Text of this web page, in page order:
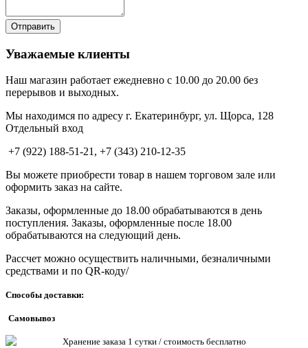
Уважаемые клиенты
Наш магазин работает ежедневно с 10.00 до 20.00 без
перерывов и выходных.
Мы находимся по адресу г. Екатеринбург, ул. Щорса, 128
Отдельный вход
+7 (922) 188-51-21, +7 (343) 210-12-35
Вы можете приобрести товар в нашем торговом зале или
оформить заказ на сайте.
Заказы, оформленные до 18.00 обрабатываются в день
поступления. Заказы, оформленные после 18.00
обрабатываются на следующий день.
Рассчет можно осуществить наличными, безналичными
средствами и по QR-коду/
Способы доставки:
Самовывоз
Хранение заказа 1 сутки / стоимость бесплатно